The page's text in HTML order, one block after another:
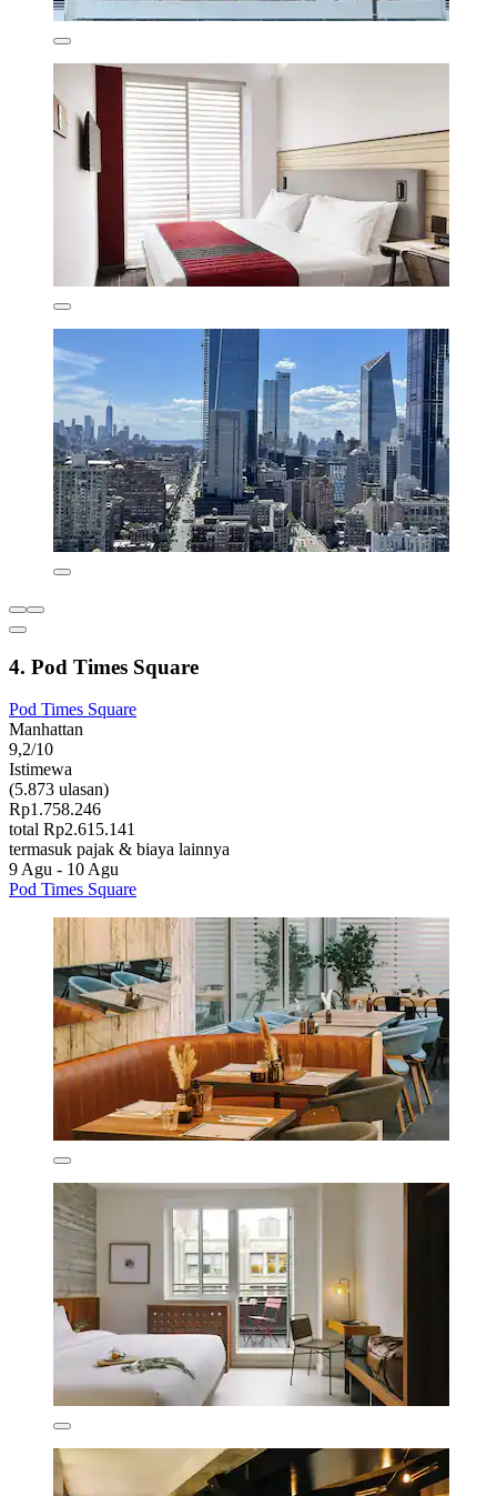
4. Pod Times Square
Pod Times Square
Manhattan
9,2/10
Istimewa
(5.873 ulasan)
Rp1.758.246
total Rp2.615.141
termasuk pajak & biaya lainnya
9 Agu - 10 Agu
Pod Times Square